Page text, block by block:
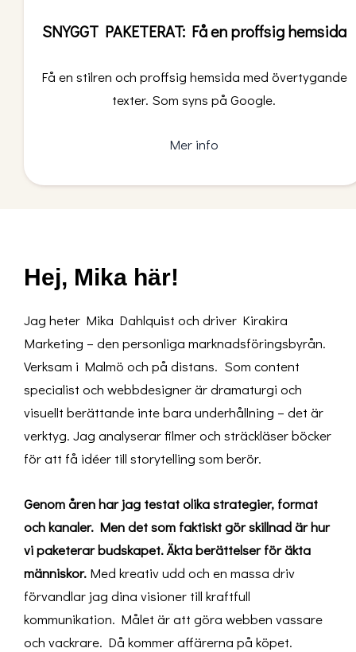
SNYGGT PAKETERAT: Få en proffsig hemsida
Få en stilren och proffsig hemsida med övertygande
texter. Som syns på Google.
Mer info
Hej, Mika här!
Jag heter Mika Dahlquist och driver Kirakira
Marketing – den personliga marknadsföringsbyrån.
Verksam i Malmö och på distans. Som content
specialist och webbdesigner är dramaturgi och
visuellt berättande inte bara underhållning – det är
verktyg. Jag analyserar filmer och sträckläser böcker
för att få idéer till storytelling som berör.
Genom åren har jag testat olika strategier, format
och kanaler. Men det som faktiskt gör skillnad är hur
vi paketerar budskapet. Äkta berättelser för äkta
människor. Med kreativ udd och en massa driv
förvandlar jag dina visioner till kraftfull
kommunikation. Målet är att göra webben vassare
och vackrare. Då kommer affärerna på köpet.